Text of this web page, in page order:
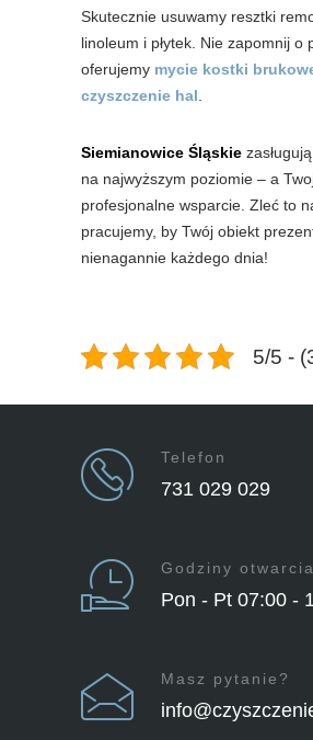
Skutecznie usuwamy resztki
linoleum i płytek. Nie zapomnij o
oferujemy mycie kostki
czyszczenie hal
Siemianowice Śląskie
na najwyższym poziomie – a
profesjonalne wsparcie. Zleć to
pracujemy, by Twój obiekt
nienagannie każdego dnia!
5/5 -
Telefon
731 029 029
Godziny otwarcia
Pon - Pt 07:00 -
Masz pytanie?